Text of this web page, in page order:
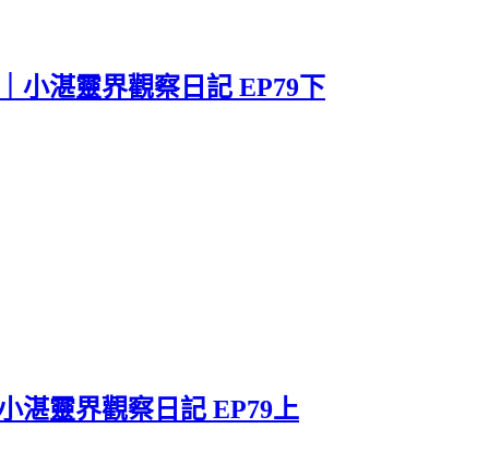
小湛靈界觀察日記 EP79下
湛靈界觀察日記 EP79上